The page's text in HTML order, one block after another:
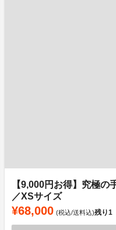
【9,000円お得】究極
／XSサイズ
¥68,000 (税込/送料込)残り1